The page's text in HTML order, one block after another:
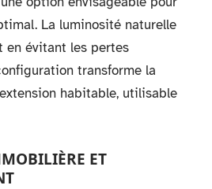
La luminosité naturelle
en évitant les pertes
transforme la
habitable, utilisable
ET